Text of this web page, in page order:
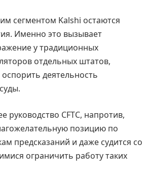
сегментом Kalshi остаются
Именно это вызывает
у традиционных
отдельных штатов,
деятельность
CFTC, напротив,
позицию по
предсказаний и даже судится со
ограничить работу таких